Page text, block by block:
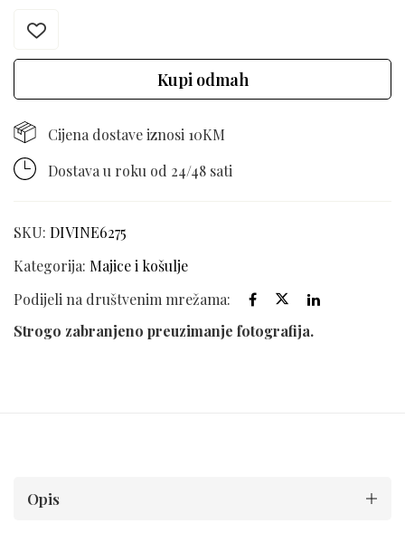
Kupi odmah
Cijena dostave iznosi 10KM
Dostava u roku od 24/48 sati
SKU: DIVINE6275
Kategorija: Majice i košulje
Podijeli na društvenim mrežama:
Strogo zabranjeno preuzimanje fotografija.
Opis